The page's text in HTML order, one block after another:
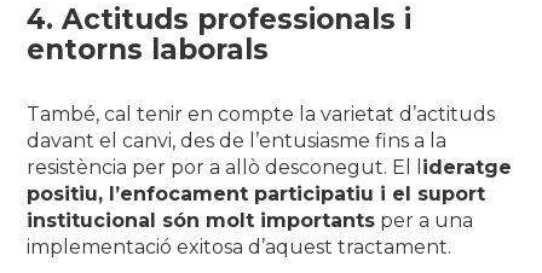
4. Actituds professionals i
entorns laborals
També, cal tenir en compte la varietat d’actituds
davant el canvi, des de l’entusiasme fins a la
resistència per por a allò desconegut. El l ideratge
positiu, l’enfocament participatiu i el suport
institucional són molt importants per a una
implementació exitosa d’aquest tractament.